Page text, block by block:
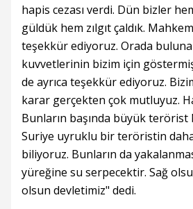
hapis cezası verdi. Dün bizler
güldük hem zılgıt çaldık.
teşekkür ediyoruz. Orada
kuvvetlerinin bizim için
de ayrıca teşekkür ediyoruz.
karar gerçekten çok mutluyuz.
Bunların başında büyük terörist
Suriye uyruklu bir teröristin
biliyoruz. Bunların da
yüreğine su serpecektir. Sağ
olsun devletimiz" dedi.